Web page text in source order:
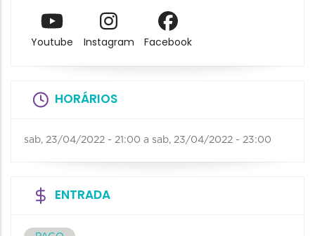
Youtube Instagram Facebook
HORÁRIOS
sab, 23/04/2022 - 21:00 a sab, 23/04/2022 - 23:00
ENTRADA